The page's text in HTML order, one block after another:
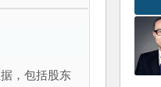
，包括股东